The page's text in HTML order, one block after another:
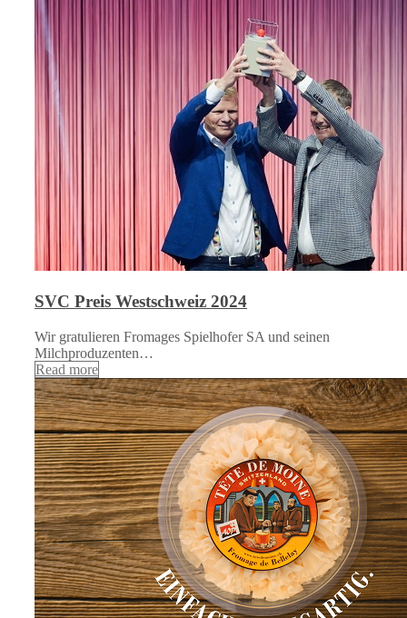
SVC Preis Westschweiz 2024
Wir gratulieren Fromages Spielhofer SA und seinen
Milchproduzenten…
Read more